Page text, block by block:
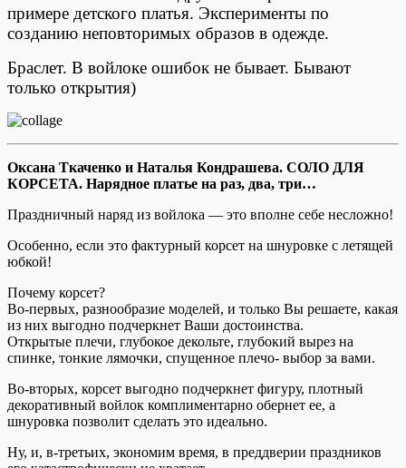
примере детского платья. Эксперименты по
созданию неповторимых образов в одежде.
Браслет. В войлоке ошибок не бывает. Бывают
только открытия)
Оксана Ткаченко и Наталья Кондрашева. СОЛО ДЛЯ
КОРСЕТА. Нарядное платье на раз, два, три…
Праздничный наряд из войлока — это вполне себе несложно!
Особенно, если это фактурный корсет на шнуровке с летящей
юбкой!
Почему корсет?
Во-первых, разнообразие моделей, и только Вы решаете, какая
из них выгодно подчеркнет Ваши достоинства.
Открытые плечи, глубокое декольте, глубокий вырез на
спинке, тонкие лямочки, спущенное плечо- выбор за вами.
Во-вторых, корсет выгодно подчеркнет фигуру, плотный
декоративный войлок комплиментарно обернет ее, а
шнуровка позволит сделать это идеально.
Ну, и, в-третьих, экономим время, в преддверии праздников